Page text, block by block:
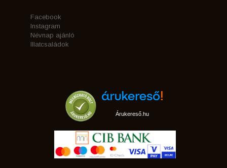
Facebook
Instagram
Névnap ajánló
Illatcsaládok
Árukereső.hu